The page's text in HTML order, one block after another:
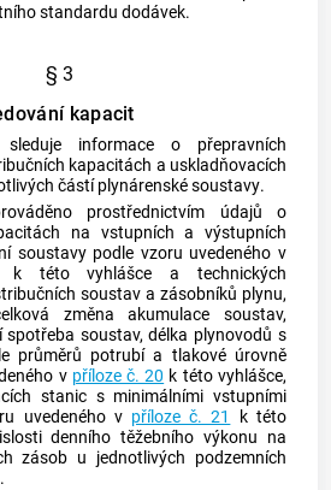
standardu dodávek.
§ 3
kapacit
informace o přepravních
kapacitách a uskladňovacích
částíplynárenské soustavy.
prostřednictvím údajů o
na vstupních a výstupních
soustavypodle vzoru uvedeného v
k této vyhlášce a technických
soustava zásobníků plynu,
změna akumulace soustav,
spotřeba soustav, délka plynovodů s
průměrů potrubí a tlakové úrovně
v příloze č. 20 k této vyhlášce,
stanic s minimálními vstupními
uvedeného v příloze č. 21
k této
denního těžebního výkonu na
zásob u jednotlivých podzemních
.